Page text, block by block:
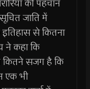
की पहचान
जाति में
से कितना
ने कहा कि
कितने सजग है कि
एक भी